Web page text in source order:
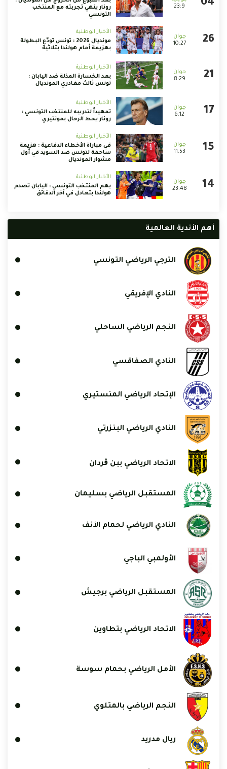
23:9
رونار ينهي تجربته مع المنتخب
التونسي
10:27
الأخبار الوطنية
مونديال 2026 : تونس تودّع البطولة
بهزيمة أمام هولندا بثلاثية
8:29
الأخبار الوطنية
بعد الخسارة المذلة ضد اليابان :
تونس ثالث مغادري المونديال
6:12
الأخبار الوطنية
تمهيداً لتدريبه للمنتخب التونسي :
رونار يحط الرحال بمونتيري
11:53
الأخبار الوطنية
في مباراة الأخطاء الدفاعية : هزيمة
ساحقة لتونس ضد السويد في أول
مشوار المونديال
23:48
الأخبار الوطنية
يهم المنتخب التونسي : اليابان تصدم
هولندا بتعادل في آخر الدقائق
أهم الأندية العالمية
الترجي الرياضي التونسي
النادي الإفريقي
النجم الرياضي الساحلي
النادي الصفاقسي
الإتحاد الرياضي المنستيري
النادي الرياضي البنزرتي
الاتحاد الرياضي ببن ڨردان
المستقبل الرياضي بسليمان
النادي الرياضي لحمام الأنف
الأولمبي الباجي
المستقبل الرياضي برجيش
الاتحاد الرياضي بتطاوين
الأمل الرياضي بحمام سوسة
النجم الرياضي بالمتلوي
ريال مدريد